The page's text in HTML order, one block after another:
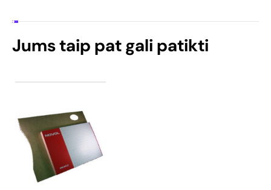
Jums taip pat gali patikti